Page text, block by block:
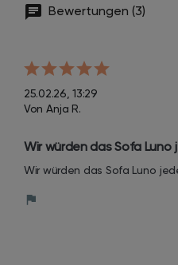
Bewertungen (3)
25.02.26, 13:29
Von Anja R.
Wir würden das Sofa
Wir würden das Sofa Luno